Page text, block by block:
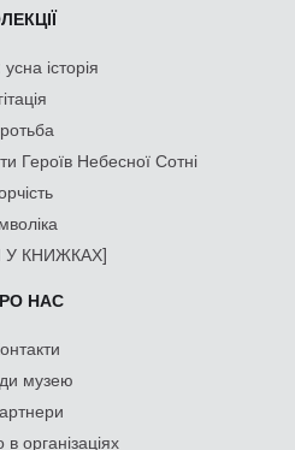
історія
Героїв Небесної Сотні
КНИЖКАХ]
НАС
музею
організаціях